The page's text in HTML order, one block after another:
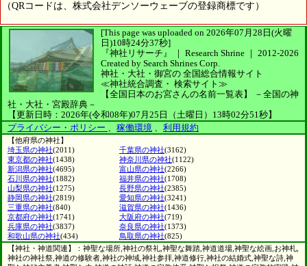
（QRコードは、株式会社デンソーウェーブの登録商標です）
[This page was uploaded on 2026年07月28日(火曜
日)10時24分37秒]
『神社リサーチ』 ｜ Research Shrine ｜ 2012-2026
Created by Search Shrines Corp.
神社・大社・御宮の 全国総合情報サイト
≪神社統合調査・ 検索サイト≫
【全国日本のお宮さんの名前一覧表】
－全国の神
社・大社・宮殿辞典－
【更新日時：2026年(令和08年)07月25日（土曜日）13時02分51秒】
プライバシー・ポリシー 、 稼働環境 、 利用規約
【他府県の神社】
埼玉県の神社(2011) 千葉県の神社(3162)
東京都の神社(1438) 神奈川県の神社(1122)
新潟県の神社(4695) 富山県の神社(2266)
石川県の神社(1882) 福井県の神社(1708)
山梨県の神社(1275) 長野県の神社(2385)
静岡県の神社(2819) 愛知県の神社(3241)
三重県の神社(840) 滋賀県の神社(1436)
京都府の神社(1741) 大阪府の神社(719)
兵庫県の神社(3837) 奈良県の神社(1373)
和歌山県の神社(434) 鳥取県の神社(825)
【神社・神道関連】：神聖な場所,神社の祭礼,神聖な舞踏,神道道場,神聖な絵画,お神札,
神社の神社祭,神道の修験者,神社の神域,神社参拝,神道修行,神社の結婚式,神聖な詩,神